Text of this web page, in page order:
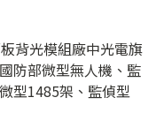
背光模組廠中光電旗
防部微型無人機、監
型1485架、監偵型